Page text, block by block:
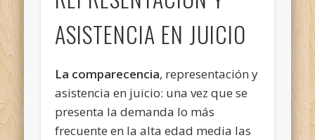
ASISTENCIA EN JUICIO
La comparecencia, representación y
asistencia en juicio: una vez que se
presenta la demanda lo más
frecuente en la alta edad media las